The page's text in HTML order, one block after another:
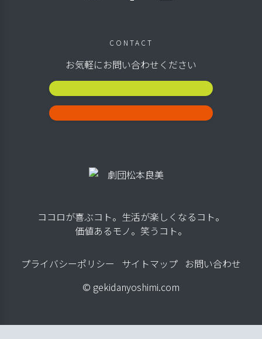
CONTACT
お気軽にお問い合わせください
公演スケジュール
お問い合わせ
ココロが喜ぶコト。生活が楽しくなるコト。
価値あるモノ。笑うコト。
プライバシーポリシー サイトマップ お問い合わせ
© gekidanyoshimi.com